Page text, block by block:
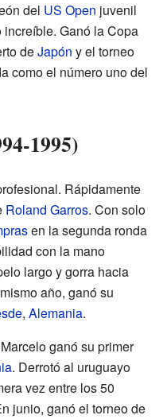
del US Open juvenil
Ganó la Copa
deJapón y el torneo
como el número uno del
1995)
Rápidamente
Roland Garros. Con solo
en la segunda ronda
con la mano
largo y gorra hacia
año, ganó su
, Alemania.
ganó su primer
. Derrotó al uruguayo
vez entre los 50
junio, ganó el torneo de